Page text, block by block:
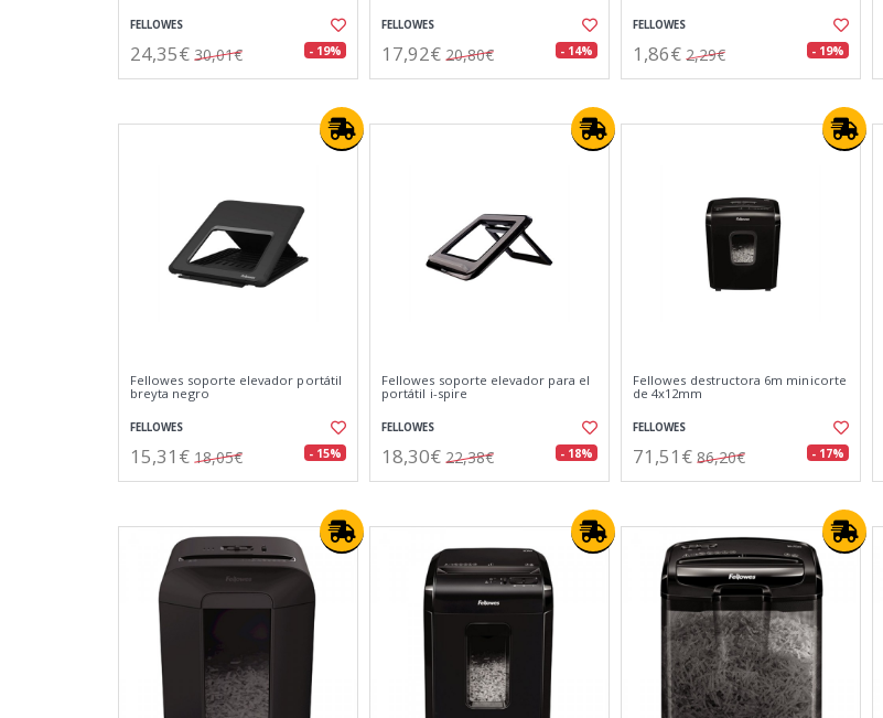
FELLOWES
24,35€ 30,01€ - 19%
FELLOWES
17,92€ 20,80€ - 14%
FELLOWES
1,86€ 2,29€ - 19%
Fellowes soporte elevador portátil
breyta negro
FELLOWES
15,31€ 18,05€ - 15%
Fellowes soporte elevador para el
portátil i-spire
FELLOWES
18,30€ 22,38€ - 18%
Fellowes destructora 6m minicorte
de 4x12mm
FELLOWES
71,51€ 86,20€ - 17%